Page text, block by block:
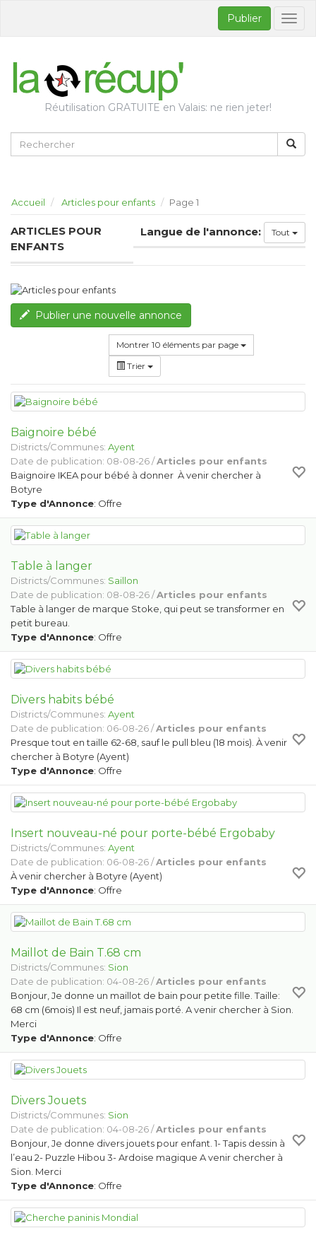
Publier
Réutilisation GRATUITE en Valais: ne rien jeter!
Accueil Articles pour enfants Page 1
ARTICLES POUR
ENFANTS
Langue de l'annonce: Tout
Publier une nouvelle annonce
Montrer 10 éléments par page
Trier
Baignoire bébé
Districts/Communes: Ayent
Date de publication: 08-08-26 /Articles pour enfants
Baignoire IKEA pour bébé à donner À venir chercher à
Botyre
Type d'Annonce: Offre
Table à langer
Districts/Communes: Saillon
Date de publication: 08-08-26 /Articles pour enfants
Table à langer de marque Stoke, qui peut se transformer en
petit bureau.
Type d'Annonce: Offre
Divers habits bébé
Districts/Communes: Ayent
Date de publication: 06-08-26 /Articles pour enfants
Presque tout en taille 62-68, sauf le pull bleu (18 mois). À venir
chercher à Botyre (Ayent)
Type d'Annonce: Offre
Insert nouveau-né pour porte-bébé Ergobaby
Districts/Communes: Ayent
Date de publication: 06-08-26 /Articles pour enfants
À venir chercher à Botyre (Ayent)
Type d'Annonce: Offre
Maillot de Bain T.68 cm
Districts/Communes: Sion
Date de publication: 04-08-26 /Articles pour enfants
Bonjour, Je donne un maillot de bain pour petite fille. Taille:
68 cm (6mois) Il est neuf, jamais porté. A venir chercher à Sion.
Merci
Type d'Annonce: Offre
Divers Jouets
Districts/Communes: Sion
Date de publication: 04-08-26 /Articles pour enfants
Bonjour, Je donne divers jouets pour enfant. 1- Tapis dessin à
l’eau 2- Puzzle Hibou 3- Ardoise magique A venir chercher à
Sion. Merci
Type d'Annonce: Offre